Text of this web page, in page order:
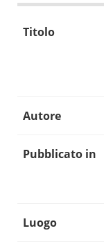
Titolo
Autore
Pubblicato in
Luogo